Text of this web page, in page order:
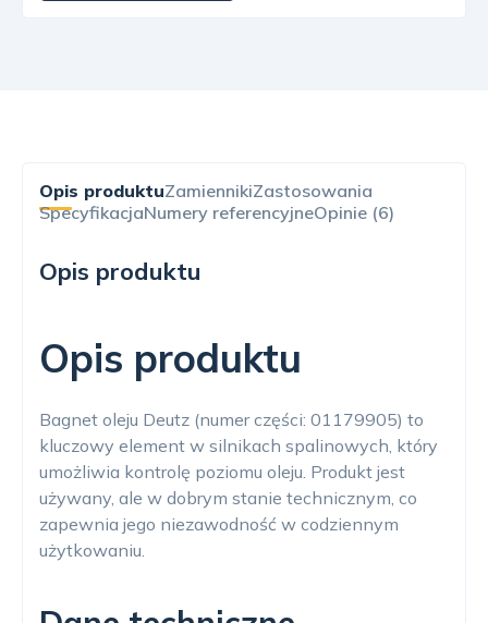
Opis produktuZamiennikiZastosowania
SpecyfikacjaNumery referencyjneOpinie (6)
Opis produktu
Opis produktu
Bagnet oleju Deutz (numer części: 01179905) to
kluczowy element w silnikach spalinowych, który
umożliwia kontrolę poziomu oleju. Produkt jest
używany, ale w dobrym stanie technicznym, co
zapewnia jego niezawodność w codziennym
użytkowaniu.